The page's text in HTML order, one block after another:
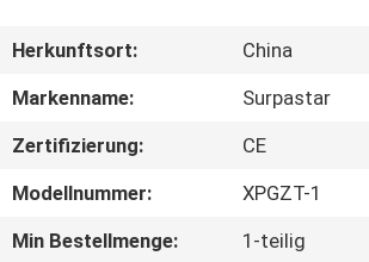
ÜBER
FABRIK-
AUSFLUG
Herkunftsort:
China
Markenname:
Surpastar
Zertifizierung:
CE
Modellnummer:
XPGZT-1
Min Bestellmenge:
1-teilig